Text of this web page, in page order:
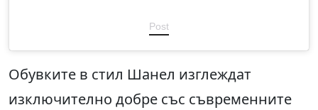
Post
Обувките в стил Шанел изглеждат
изключително добре със съвременните